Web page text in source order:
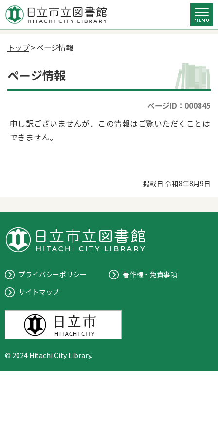
トップ> ページ情報
ページ情報
ページID：000845
申し訳ございませんが、この情報はご覧いただくことは
できません。
掲載日 令和8年8月9日
プライバシーポリシー
著作権・免責事項
サイトマップ
© 2024 Hitachi City Library.